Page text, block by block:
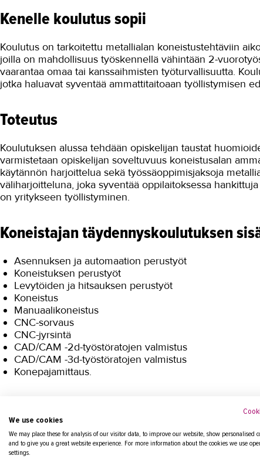
Kenelle koulutus sopii
Koulutus on tarkoitettu metallialan koneistustehtäviin
joilla on mahdollisuus työskennellä vähintään 2-
vaarantaa omaa tai kanssaihmisten työturvallisuutta.
jotka haluavat syventää ammattitaitoaan työllistymisen
Toteutus
Koulutuksen alussa tehdään opiskelijan taustat
varmistetaan opiskelijan soveltuvuus koneistusalan
käytännön harjoittelua sekä työssäoppimisjaksoja
väliharjoitteluna, joka syventää oppilaitoksessa
on yritykseen työllistyminen.
Koneistajan täydennyskoulutuksen
Asennuksen ja automaation perustyöt
Koneistuksen perustyöt
Levytöiden ja hitsauksen perustyöt
Koneistus
Manuaalikoneistus
CNC-sorvaus
CNC-jyrsintä
CAD/CAM -2d-työstöratojen valmistus
CAD/CAM -3d-työstöratojen valmistus
Konepajamittaus.
Ei alkavia koulutuksia.
We use cookies
We may place these for analysis of our visitor data, to improve our website, show personalised
and to give you a great website experience. For more information about the cookies we use
settings.